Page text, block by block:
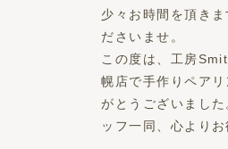
少々お時間を頂き
ださいませ。
この度は、工房
幌店で手作りペア
がとうございまし
ッフ一同、心よりお